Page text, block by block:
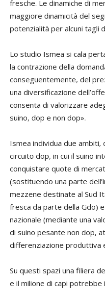
fresche. Le dinamiche di
maggiore dinamicità del
potenzialità per alcuni tagli
Lo studio Ismea si cala
la contrazione della
conseguentemente, del
una diversificazione
consenta di valorizzare
suino, dop e non dop».
Ismea individua due
circuito dop, in cui il suino
conquistare quote di
(sostituendo una parte
mezzene destinate al Sud
fresca da parte della Gdo)
nazionale (mediante una
di suino pesante non dop,
differenziazione produttiva
Su questi spazi una filiera
e il milione di capi potrebbe